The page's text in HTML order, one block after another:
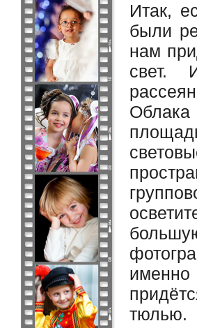
Итак,
были
нам
свет.
именно
тюлью.